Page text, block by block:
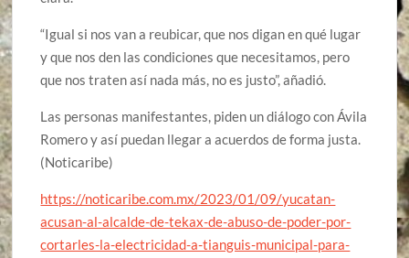
“Igual si nos van a reubicar, que nos digan en qué lugar
y que nos den las condiciones que necesitamos, pero
que nos traten así nada más, no es justo”, añadió.
Las personas manifestantes, piden un diálogo con Ávila
Romero y así puedan llegar a acuerdos de forma justa.
(Noticaribe)
https://noticaribe.com.mx/2023/01/09/yucatan-
acusan-al-alcalde-de-tekax-de-abuso-de-poder-por-
cortarles-la-electricidad-a-tianguis-municipal-para-